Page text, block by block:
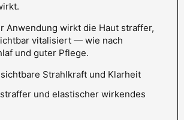
Anwendung wirkt die Haut straffer,
vitalisiert — wie nach
und guter Pflege.
Strahlkraft und Klarheit
und elastischer wirkendes